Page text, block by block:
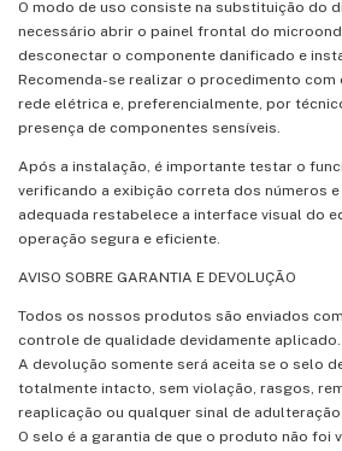
O modo de uso consiste na substituição do
necessário abrir o painel frontal do
desconectar o componente danificado e
Recomenda-se realizar o procedimento
rede elétrica e, preferencialmente, por
presença de componentes sensíveis.
Após a instalação, é importante testar o
verificando a exibição correta dos números
adequada restabelece a interface visual do
operação segura e eficiente.
AVISO SOBRE GARANTIA E DEVOLUÇÃO
Todos os nossos produtos são enviados
controle de qualidade devidamente aplicado.
A devolução somente será aceita se o selo
totalmente intacto, sem violação, rasgos,
reaplicação ou qualquer sinal de adulteração.
O selo é a garantia de que o produto não foi